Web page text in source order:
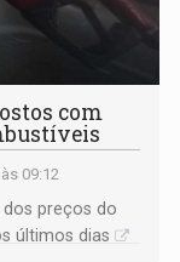
com
09:12
preços do
últimos dias